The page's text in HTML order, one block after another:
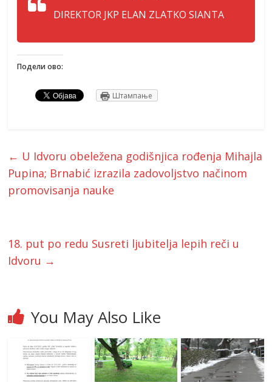
DIREKTOR JKP ELAN ZLATKO SIANTA
Подели ово:
Штампање
← U Idvoru obeležena godišnjica rođenja Mihajla
Pupina; Brnabić izrazila zadovoljstvo načinom
promovisanja nauke
18. put po redu Susreti ljubitelja lepih reči u
Idvoru →
You May Also Like